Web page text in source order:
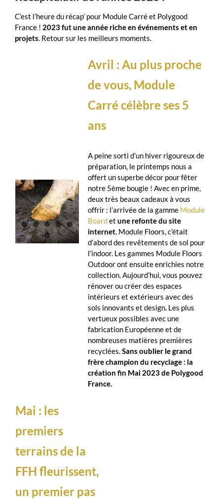
C’est l’heure du récap’ pour Module Carré et Polygood
France ! 2023 fut une année riche en événements et en
projets. Retour sur les meilleurs moments.
Avril : Au plus proche
de vous, Module
Carré célèbre ses 5
ans
A peine sorti d’un hiver rigoureux de
préparation, le printemps nous a
offert un superbe décor pour fêter
notre 5ème bougie ! Avec en prime,
deux très beaux cadeaux à vous
offrir : l’arrivée de la gamme Module
Boardet une refonte du site
internet. Module Floors, c’était
d’abord des revêtements de sol pour
l’indoor. Les gammes Module Floors
Outdoor ont ensuite enrichies notre
collection. Aujourd’hui, vous pouvez
rénover ou créer des espaces
intérieurs et extérieurs avec des
sols innovants et design. Les plus
vertueux possibles avec une
fabrication Européenne et de
nombreuses matières premières
recyclées. Sans oublier le grand
frère champion du recyclage : la
création fin Mai 2023 de Polygood
France.
Mai : les
premiers
terrains de la
FFH fleurissent,
un premier pas